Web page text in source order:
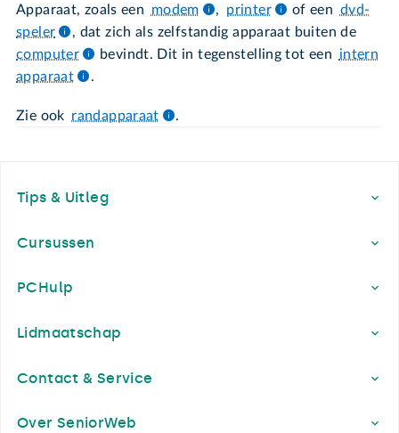
Apparaat, zoals een modem , printer of een dvd-
speler
, dat zich als zelfstandig apparaat buiten de
computer
bevindt. Dit in tegenstelling tot een
intern
apparaat
.
Zie ook randapparaat .
Tips & Uitleg
Cursussen
PCHulp
Lidmaatschap
Contact & Service
Over SeniorWeb